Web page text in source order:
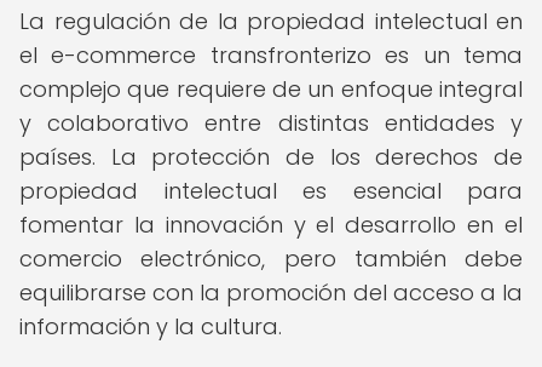
La regulación de la propiedad intelectual en
el e-commerce transfronterizo es un tema
complejo que requiere de un enfoque integral
y colaborativo entre distintas entidades y
países. La protección de los derechos de
propiedad intelectual es esencial para
fomentar la innovación y el desarrollo en el
comercio electrónico, pero también debe
equilibrarse con la promoción del acceso a la
información y la cultura.